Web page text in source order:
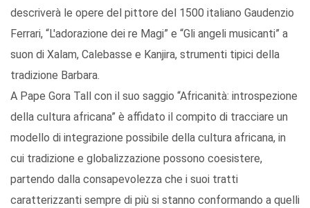
descriverà le opere del pittore del 1500 italiano Gaudenzio
Ferrari, “L'adorazione dei re Magi” e “Gli angeli musicanti” a
suon di Xalam, Calebasse e Kanjira, strumenti tipici della
tradizione Barbara.
A Pape Gora Tall con il suo saggio “Africanità: introspezione
della cultura africana” è affidato il compito di tracciare un
modello di integrazione possibile della cultura africana, in
cui tradizione e globalizzazione possono coesistere,
partendo dalla consapevolezza che i suoi tratti
caratterizzanti sempre di più si stanno conformando a quelli